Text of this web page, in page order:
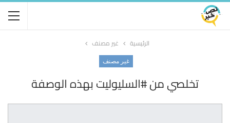
الرئيسية غير مصنف
غير مصنف
تخلصي من #السليوليت بهذه الوصفة